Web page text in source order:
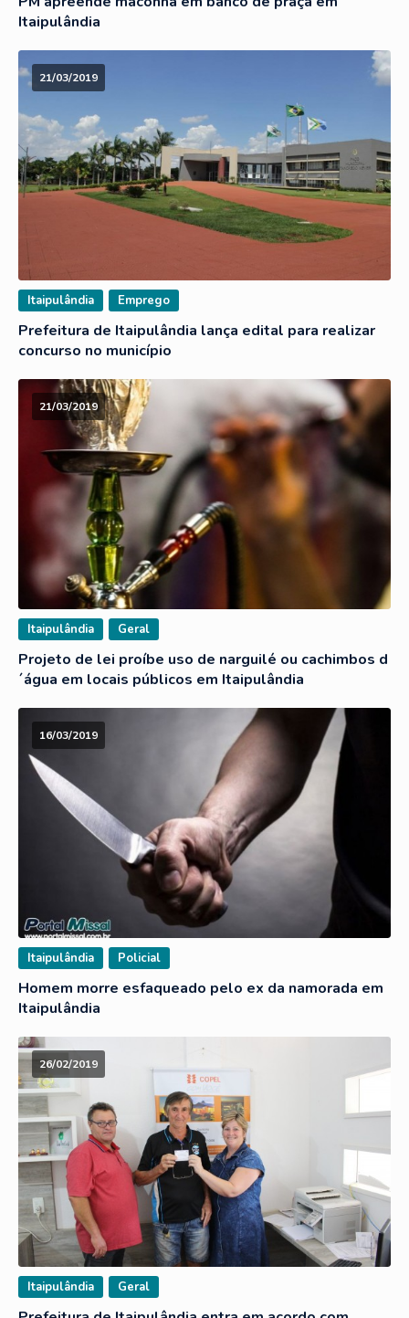
Itaipulândia
21/03/2019
Itaipulândia Emprego
Prefeitura de Itaipulândia lança edital para realizar
concurso no município
21/03/2019
Itaipulândia Geral
Projeto de lei proíbe uso de narguilé ou cachimbos d
´água em locais públicos em Itaipulândia
16/03/2019
Itaipulândia Policial
Homem morre esfaqueado pelo ex da namorada em
Itaipulândia
26/02/2019
Itaipulândia Geral